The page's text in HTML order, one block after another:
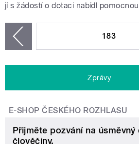
jí s žádostí o dotaci nabídl
183
Zprávy
E-SHOP ČESKÉHO ROZHLASU
Přijměte pozvání na
člověčiny.